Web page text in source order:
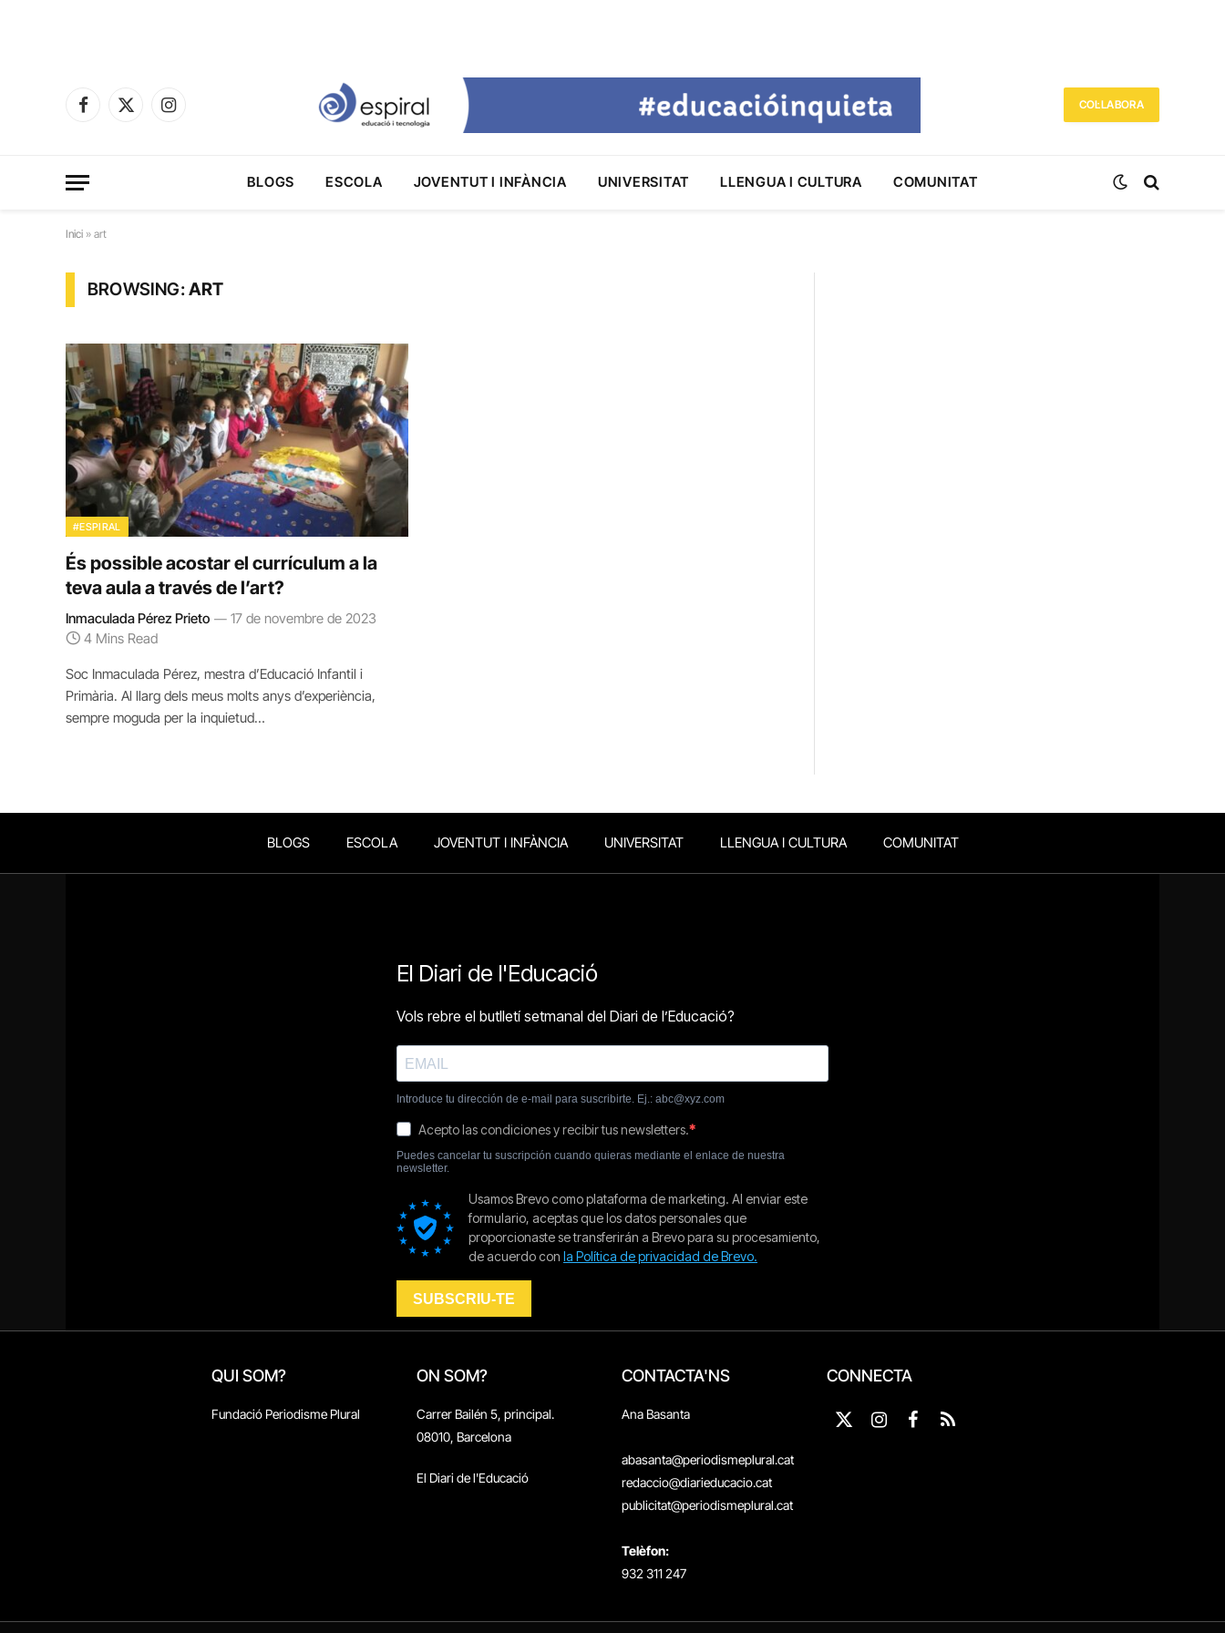
Facebook
X
Instagram
COL·LABORA
BLOGS ESCOLA JOVENTUT I INFÀNCIA UNIVERSITAT LLENGUA I CULTURA COMUNITAT
Inici » art
BROWSING:ART
#ESPIRAL
És possible acostar el currículum a la
teva aula a través de l’art?
Inmaculada Pérez Prieto
17 de novembre de 2023
4 Mins Read
Soc Inmaculada Pérez, mestra d’Educació Infantil i
Primària. Al llarg dels meus molts anys d’experiència,
sempre moguda per la inquietud…
BLOGS ESCOLA JOVENTUT I INFÀNCIA UNIVERSITAT LLENGUA I CULTURA COMUNITAT
QUI SOM?
Fundació Periodisme Plural
ON SOM?
Carrer Bailén 5, principal.
08010, Barcelona
El Diari de l'Educació
CONTACTA'NS
Ana Basanta
abasanta@periodismeplural.cat
redaccio@diarieducacio.cat
publicitat@periodismeplural.cat
Telèfon:
932 311 247
CONNECTA
X
InstagramFacebook
RSS